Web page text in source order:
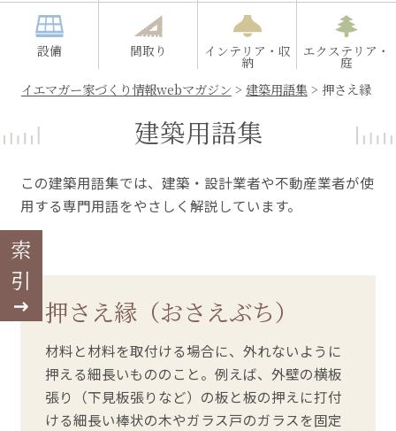
設備 間取り インテリア・収
納
エクステリア・
庭
イエマガー家づくり情報webマガジン > 建築用語集> 押さえ縁
索引
建築用語集
この建築用語集では、建築・設計業者や不動産業者が使
用する専門用語をやさしく解説しています。
押さえ縁（おさえぶち）
材料と材料を取付ける場合に、外れないように
押える細長いもののこと。例えば、外壁の横板
張り（下見板張りなど）の板と板の押えに打付
ける細長い棒状の木やガラス戸のガラスを固定